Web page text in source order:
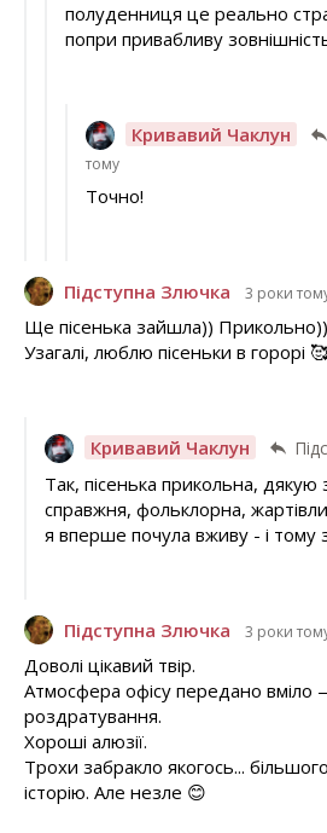
полуденниця це реально
попри привабливу
Кривавий Чаклун
тому
Точно!
Підступна Злючка 3 роки
Ще пісенька зайшла)) Прикольно))
Узагалі, люблю пісеньки в горорі 🥰
Кривавий Чаклун
Так, пісенька прикольна, дякую
справжня, фольклорна,
я вперше почула вживу - і тому
Підступна Злючка 3 роки
Доволі цікавий твір.
Атмосфера офісу передано вміло
роздратування.
Хороші алюзії.
Трохи забракло якогось...
історію. Але незле 😊